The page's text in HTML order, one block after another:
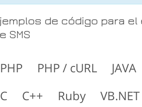
de código para el
SMS
PHP PHP / cURL JAVA
C
C++ Ruby VB.NET